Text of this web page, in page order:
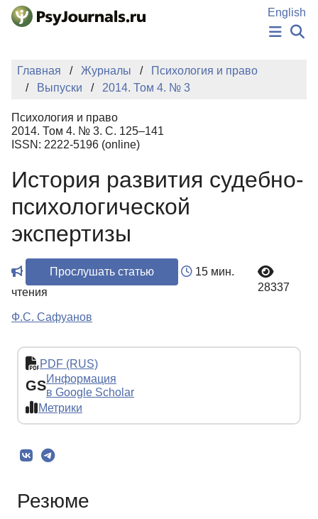
Перейти к основному содержанию
English
НОВОСТИ
ИЗДАНИЯ
ПОДАТЬ РУКОПИСЬ
БАЗА ЗНАНИЙ
КЛЮЧЕВЫЕ СЛОВА
Главная Журналы
Психология и право
Выпуски
2014. Том 4. № 3
Психология и право
2014. Том 4. № 3. С. 125–141
ISSN: 2222-5196 (online)
История развития судебно-
психологической
экспертизы
Прослушать статью
15 мин.
чтения
28337
Ф.С. Сафуанов
PDF (RUS)
GSИнформация
в Google Scholar
Метрики
Резюме